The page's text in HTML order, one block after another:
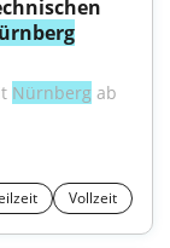
Nürnberg ab
Vollzeit